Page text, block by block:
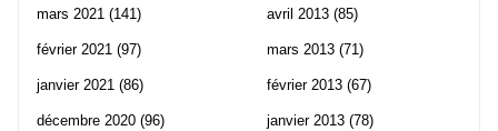
mars 2021 (141)
février 2021 (97)
janvier 2021 (86)
décembre 2020 (96)
avril 2013 (85)
mars 2013 (71)
février 2013 (67)
janvier 2013 (78)